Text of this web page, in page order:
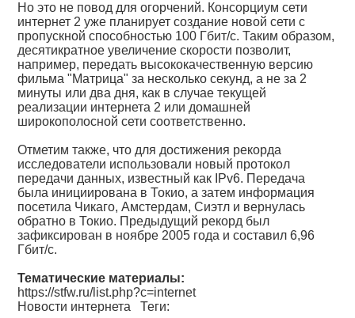
Но это не повод для огорчений. Консорциум сети
интернет 2 уже планирует создание новой сети с
пропускной способностью 100 Гбит/с. Таким образом,
десятикратное увеличение скорости позволит,
например, передать высококачественную версию
фильма "Матрица" за несколько секунд, а не за 2
минуты или два дня, как в случае текущей
реализации интернета 2 или домашней
широкополосной сети соответственно.
Отметим также, что для достижения рекорда
исследователи использовали новый протокол
передачи данных, известный как IPv6. Передача
была инициирована в Токио, а затем информация
посетила Чикаго, Амстердам, Сиэтл и вернулась
обратно в Токио. Предыдущий рекорд был
зафиксирован в ноябре 2005 года и составил 6,96
Гбит/с.
Тематические материалы:
https://stfw.ru/list.php?c=internet
Новости интернета Теги: